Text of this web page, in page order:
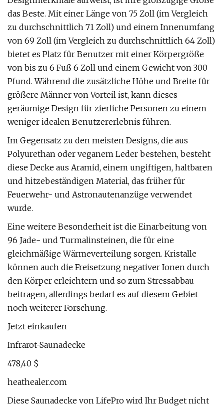
das Beste. Mit einer Länge von 75 Zoll (im Vergleich
zu durchschnittlich 71 Zoll) und einem Innenumfang
von 69 Zoll (im Vergleich zu durchschnittlich 64 Zoll)
bietet es Platz für Benutzer mit einer Körpergröße
von bis zu 6 Fuß 6 Zoll und einem Gewicht von 300
Pfund. Während die zusätzliche Höhe und Breite für
größere Männer von Vorteil ist, kann dieses
geräumige Design für zierliche Personen zu einem
weniger idealen Benutzererlebnis führen.
Im Gegensatz zu den meisten Designs, die aus
Polyurethan oder veganem Leder bestehen, besteht
diese Decke aus Aramid, einem ungiftigen, haltbaren
und hitzebeständigen Material, das früher für
Feuerwehr- und Astronautenanzüge verwendet
wurde.
Eine weitere Besonderheit ist die Einarbeitung von
96 Jade- und Turmalinsteinen, die für eine
gleichmäßige Wärmeverteilung sorgen. Kristalle
können auch die Freisetzung negativer Ionen durch
den Körper erleichtern und so zum Stressabbau
beitragen, allerdings bedarf es auf diesem Gebiet
noch weiterer Forschung.
Jetzt einkaufen
Infrarot-Saunadecke
478,40 $
heathealer.com
Diese Saunadecke von LifePro wird Ihr Budget nicht